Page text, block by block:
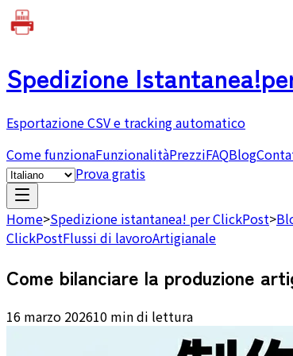
Spedizione Istantanea!
Esportazione CSV e tracking automatico
Come funzionaFunzionalitàPrezziFAQBlog
Prova gratis
Home>Spedizione istantanea! per ClickPost>
ClickPostFlussi di lavoroArtigianale
Come bilanciare la produzione
16 marzo 202610 min di lettura